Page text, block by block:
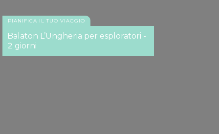
PIANIFICA IL TUO VIAGGIO
Balaton L’Ungheria per esploratori -
2 giorni